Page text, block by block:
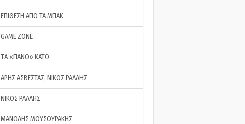
ΕΠΙΘΕΣΗ ΑΠΟ ΤΑ ΜΠΑΚ
GAME ZONE
ΤA «ΠΑΝΟ» ΚΑΤΩ
ΑΡΗΣ ΑΣΒΕΣΤΑΣ, ΝΙΚΟΣ ΡΑΛΛΗΣ
ΝΙΚΟΣ ΡΑΛΛΗΣ
ΜΑΝΩΛΗΣ ΜΟΥΣΟΥΡΑΚΗΣ